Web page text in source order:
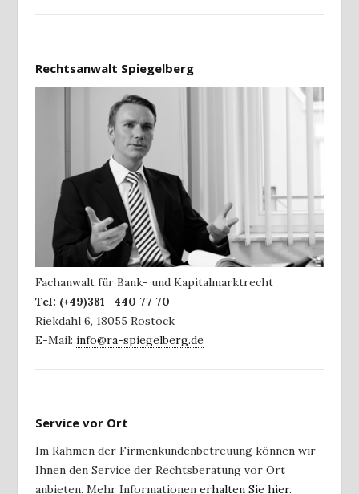
Rechtsanwalt Spiegelberg
Fachanwalt für Bank- und Kapitalmarktrecht
Tel: (+49)381- 440 77 70
Riekdahl 6, 18055 Rostock
E-Mail: info@ra-spiegelberg.de
Service vor Ort
Im Rahmen der Firmenkundenbetreuung können wir
Ihnen den Service der Rechtsberatung vor Ort
anbieten. Mehr Informationen erhalten Sie hier.